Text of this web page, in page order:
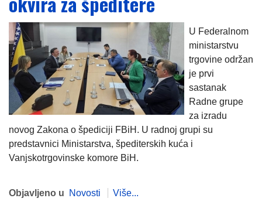
U Federalnom
ministarstvu
trgovine održan
je prvi
sastanak
Radne grupe
za izradu
novog Zakona o špediciji FBiH. U radnoj grupi su
predstavnici Ministarstva, špediterskih kuća i
Vanjskotrgovinske komore BiH.
Objavljeno u Novosti Više...